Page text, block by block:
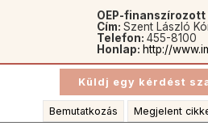
OEP-finanszírozott
Cím: Szent László
Telefon: 455-8100
Honlap: http://
Bemutatkozás Megjelent